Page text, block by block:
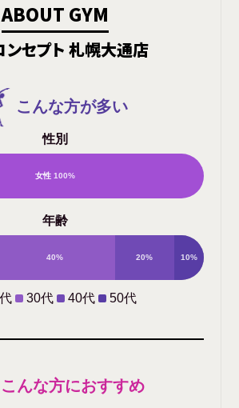
ABOUT GYM
ンセプト 札幌大通店
こんな方が多い
性別
女性 100%
年齢
40% 20% 10%
30代 40代 50代
こんな方におすすめ